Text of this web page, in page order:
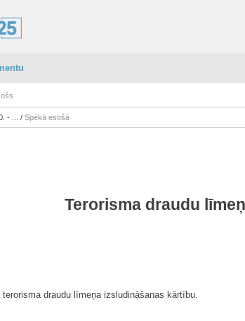
- ... / Spēkā esošā
Terorisma draudu
draudu līmeņa izsludināšanas kārtību.